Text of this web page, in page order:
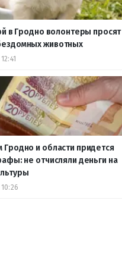
в Гродно волонтеры просят
животных
Гродно и области придется
не отчисляли деньги на